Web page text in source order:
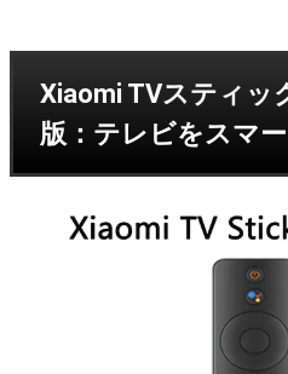
Xiaomi TVスティッ
版：テレビをスマ